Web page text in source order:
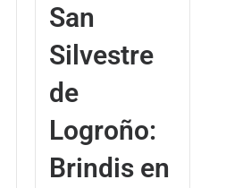
San
Silvestre
de
Logroño:
Brindis en